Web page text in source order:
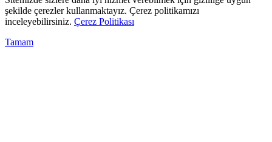
şekilde çerezler kullanmaktayız. Çerez politikamızı
inceleyebilirsiniz. Çerez Politikası
Tamam